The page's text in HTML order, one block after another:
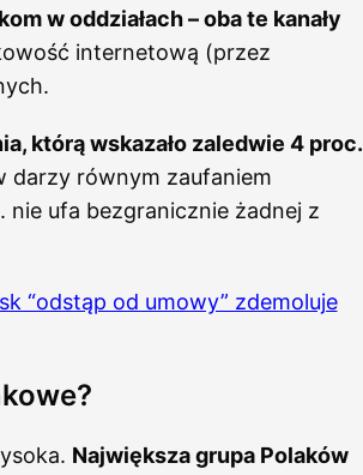
w oddziałach – oba te kanały
internetową (przez
którą wskazało zaledwie 4 proc.
darzy równym zaufaniem
ufa bezgranicznie żadnej z
“odstąp od umowy” zdemoluje
Największa grupa Polaków